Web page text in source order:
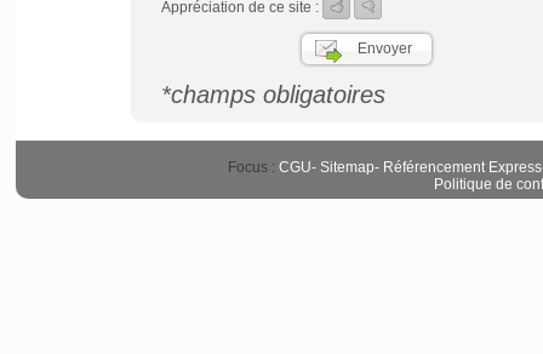
Appréciation de ce site :
*champs obligatoires
Focus : CGU- Sitemap- Référencement Express
Politique de